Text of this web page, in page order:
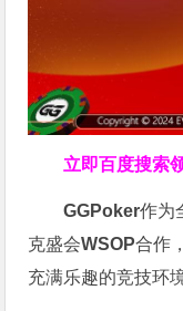
立即百度搜索
GGPoker作为
克盛会WSOP合作
充满乐趣的竞技环境